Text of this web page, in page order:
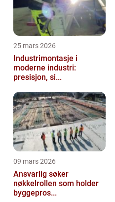
25 mars 2026
Industrimontasje i
moderne industri:
presisjon, si...
09 mars 2026
Ansvarlig søker
nøkkelrollen som holder
byggepros...